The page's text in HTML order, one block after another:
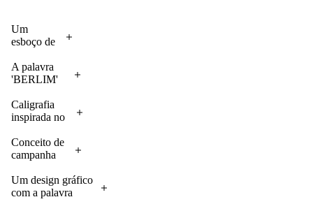
Um
esboço de
em preto e
branco
um plano
geral, um
médio, um
close-up e
subjetivo
para uma
A palavra
'BERLIM'
arquitetura
de um
abrangendo
vários
Prompt:
vista de uma
Caligrafia
inspirada no
mostrando a
capacidade
texto
expressivo
Conceito de
campanha
mostrando a
tradução e a
Um design gráfico
com a palavra